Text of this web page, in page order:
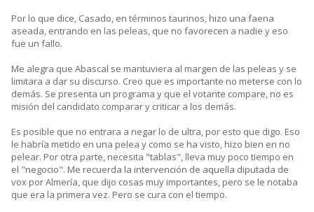
Por lo que dice, Casado, en términos taurinos, hizo una faena
aseada, entrando en las peleas, que no favorecen a nadie y eso
fue un fallo.
Me alegra que Abascal se mantuviera al margen de las peleas y se
limitara a dar su discurso. Creo que es importante no meterse con lo
demás. Se presenta un programa y que el votante compare, no es
misión del candidato comparar y criticar a los demás.
Es posible que no entrara a negar lo de ultra, por esto que digo. Eso
le habría metido en una pelea y como se ha visto, hizo bien en no
pelear. Por otra parte, necesita "tablas", lleva muy poco tiempo en
el "negocio". Me recuerda la intervención de aquella diputada de
vox por Almería, que dijo cosas muy importantes, pero se le notaba
que era la primera vez. Pero se cura con el tiempo.